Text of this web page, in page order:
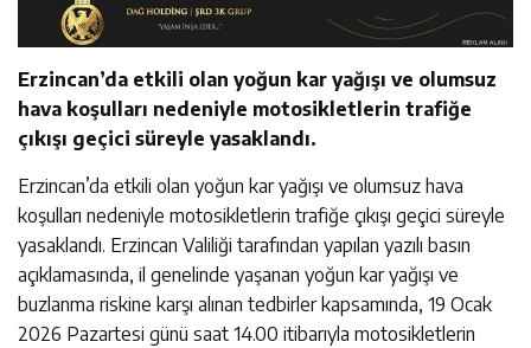
Erzincan’da etkili olan yoğun kar yağışı ve olumsuz
hava koşulları nedeniyle motosikletlerin trafiğe
çıkışı geçici süreyle yasaklandı.
Erzincan’da etkili olan yoğun kar yağışı ve olumsuz hava
koşulları nedeniyle motosikletlerin trafiğe çıkışı geçici süreyle
yasaklandı. Erzincan Valiliği tarafından yapılan yazılı basın
açıklamasında, il genelinde yaşanan yoğun kar yağışı ve
buzlanma riskine karşı alınan tedbirler kapsamında, 19 Ocak
2026 Pazartesi günü saat 14.00 itibarıyla motosikletlerin